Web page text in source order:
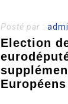
Posté par :
Election